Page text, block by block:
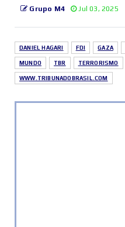
Grupo M4 Jul 03, 2025
DANIEL HAGARI FDI GAZA
MUNDO TBR TERRORISMO
WWW.TRIBUNADOBRASIL.COM